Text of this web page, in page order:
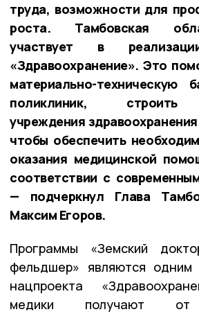
труда, возможности для
роста. Тамбовская
участвует в
«Здравоохранение». Это
материально-техническую
поликлиник, строить
учреждения
чтобы обеспечить
оказания медицинской
соответствии с
— подчеркнул Глава
Максим Егоров.
Программы «Земский
фельдшер» являются одним
нацпроекта
медики получают от